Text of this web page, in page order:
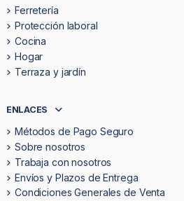
Ferretería
Protección laboral
Cocina
Hogar
Terraza y jardín
ENLACES
Métodos de Pago Seguro
Sobre nosotros
Trabaja con nosotros
Envíos y Plazos de Entrega
Condiciones Generales de Venta